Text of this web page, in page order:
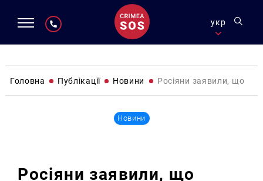
укр
Головна Публікації Новини Росіяни заявили, що
Новини
Росіяни заявили, що